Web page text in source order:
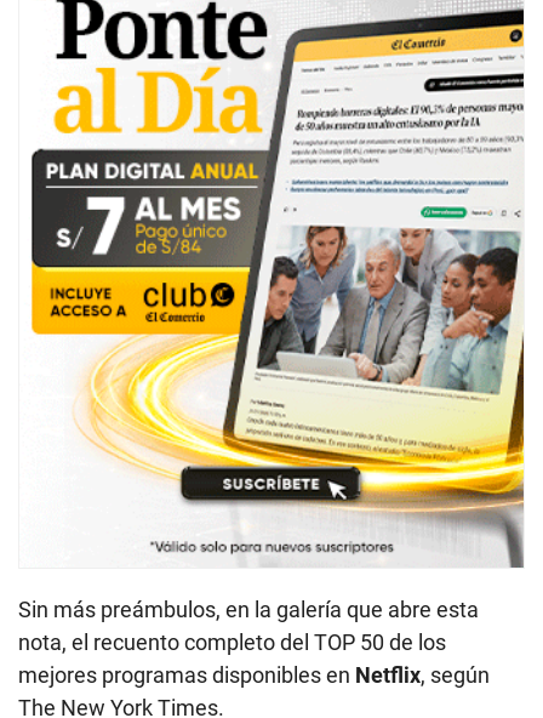
Sin más preámbulos, en la galería que abre esta
nota, el recuento completo del TOP 50 de los
mejores programas disponibles en Netflix, según
The New York Times.